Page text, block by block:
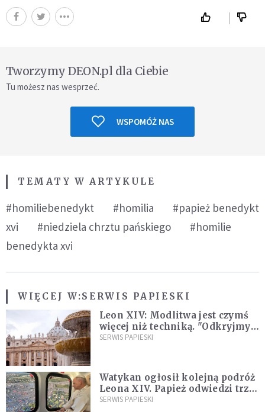
Tworzymy DEON.pl dla Ciebie
Tu możesz nas wesprzeć.
WSPOMÓŻ NAS
TEMATY W ARTYKULE
#homiliebenedykt #homilia
#papież benedykt
xvi
#niedziela chrztu pańskiego
#homilie
benedykta xvi
WIĘCEJ W:SERWIS PAPIESKI
Leon XIV: Modlitwa jest czymś
więcej niż techniką. "Odkryjmy
ją na nowo"
SERWIS PAPIESKI
Watykan ogłosił kolejną podróż
Leona XIV. Papież odwiedzi trzy
kraje Ameryki Południowej
SERWIS PAPIESKI